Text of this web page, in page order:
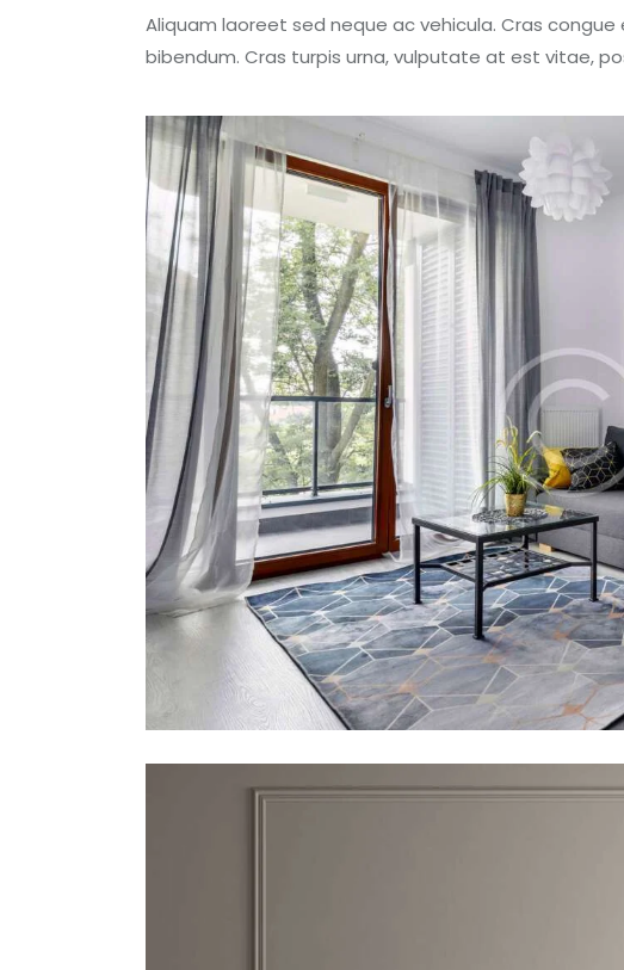
Aliquam laoreet sed neque ac vehicula. Cras
bibendum. Cras turpis urna, vulputate at est vitae,